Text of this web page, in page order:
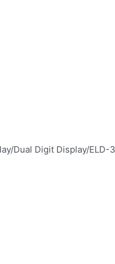
Dual Digit Display/ELD-